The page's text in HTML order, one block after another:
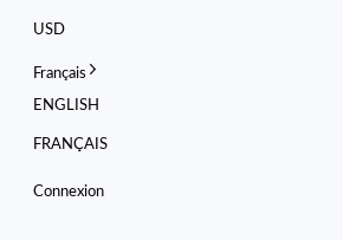
USD
Français
ENGLISH
FRANÇAIS
Connexion